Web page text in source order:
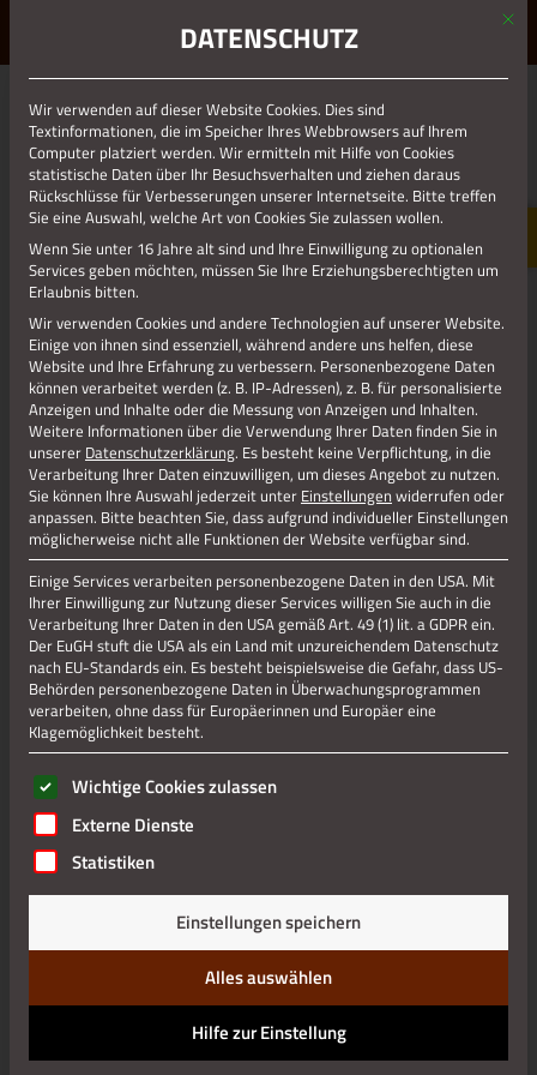
ERLEBE STOLBERG.ERLEBE DICH.
01.01.1970
RESIZE_208X156 (1)
Bachlauf
Jetzt teilen
Jetzt teilen
Datenschutz
Mit
DATENSCHUTZ
Wir verwenden auf dieser Website Cookies. Dies sind
Textinformationen, die im Speicher Ihres Webbrowsers auf Ihrem
Computer platziert werden. Wir ermitteln mit Hilfe von Cookies
statistische Daten über Ihr Besuchsverhalten und ziehen daraus
Rückschlüsse für Verbesserungen unserer Internetseite. Bitte treffen
Sie eine Auswahl, welche Art von Cookies Sie zulassen wollen.
Wenn Sie unter 16 Jahre alt sind und Ihre Einwilligung zu optionalen
Services geben möchten, müssen Sie Ihre Erziehungsberechtigten um
Erlaubnis bitten.
Wir verwenden Cookies und andere Technologien auf unserer Website.
Einige von ihnen sind essenziell, während andere uns helfen, diese
Website und Ihre Erfahrung zu verbessern. Personenbezogene Daten
können verarbeitet werden (z. B. IP-Adressen), z. B. für personalisierte
Anzeigen und Inhalte oder die Messung von Anzeigen und Inhalten.
Weitere Informationen über die Verwendung Ihrer Daten finden Sie in
unserer Datenschutzerklärung. Es besteht keine Verpflichtung, in die
Verarbeitung Ihrer Daten einzuwilligen, um dieses Angebot zu nutzen.
Sie können Ihre Auswahl jederzeit unter Einstellungen widerrufen oder
anpassen. Bitte beachten Sie, dass aufgrund individueller Einstellungen
möglicherweise nicht alle Funktionen der Website verfügbar sind.
Einige Services verarbeiten personenbezogene Daten in den USA. Mit
Ihrer Einwilligung zur Nutzung dieser Services willigen Sie auch in die
Verarbeitung Ihrer Daten in den USA gemäß Art. 49 (1) lit. a GDPR ein.
Der EuGH stuft die USA als ein Land mit unzureichendem Datenschutz
nach EU-Standards ein. Es besteht beispielsweise die Gefahr, dass US-
Behörden personenbezogene Daten in Überwachungsprogrammen
verarbeiten, ohne dass für Europäerinnen und Europäer eine
Klagemöglichkeit besteht.
Es folgt eine Liste der Service-Gruppen, für die eine
Wichtige Cookies zulassen
Externe Dienste
Statistiken
Einstellungen speichern
Alles auswählen
Hilfe zur Einstellung